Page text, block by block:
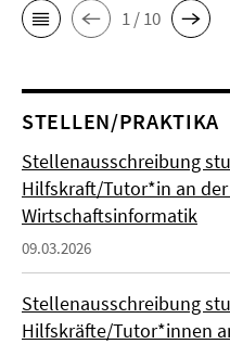
1 / 10
STELLEN/PRAKTIKA
Stellenausschreibung
Hilfskraft/Tutor*in an
Wirtschaftsinformatik
09.03.2026
Stellenausschreibung
Hilfskräfte/Tutor*innen